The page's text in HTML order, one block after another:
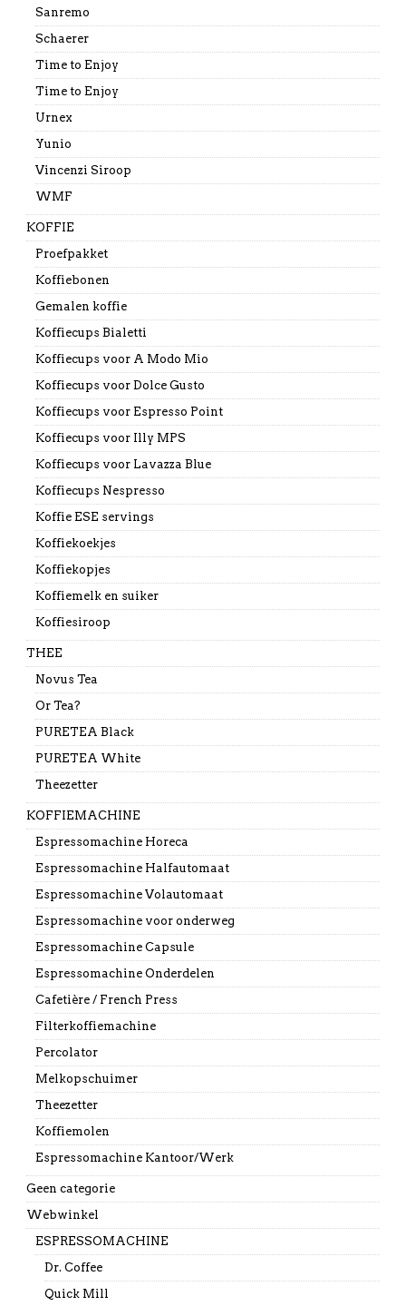
Sanremo
Schaerer
Time to Enjoy
Time to Enjoy
Urnex
Yunio
Vincenzi Siroop
WMF
KOFFIE
Proefpakket
Koffiebonen
Gemalen koffie
Koffiecups Bialetti
Koffiecups voor A Modo Mio
Koffiecups voor Dolce Gusto
Koffiecups voor Espresso Point
Koffiecups voor Illy MPS
Koffiecups voor Lavazza Blue
Koffiecups Nespresso
Koffie ESE servings
Koffiekoekjes
Koffiekopjes
Koffiemelk en suiker
Koffiesiroop
THEE
Novus Tea
Or Tea?
PURETEA Black
PURETEA White
Theezetter
KOFFIEMACHINE
Espressomachine Horeca
Espressomachine Halfautomaat
Espressomachine Volautomaat
Espressomachine voor onderweg
Espressomachine Capsule
Espressomachine Onderdelen
Cafetière / French Press
Filterkoffiemachine
Percolator
Melkopschuimer
Theezetter
Koffiemolen
Espressomachine Kantoor/Werk
Geen categorie
Webwinkel
ESPRESSOMACHINE
Dr. Coffee
Quick Mill